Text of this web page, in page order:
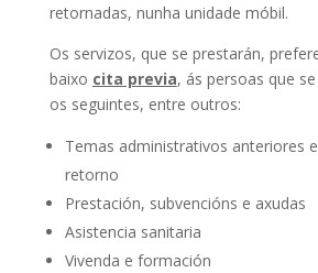
retornadas, nunha unidade móbil.
Os servizos, que se prestarán,
baixo cita previa, ás persoas que
os seguintes, entre outros:
Temas administrativos anteriores
retorno
Prestación, subvencións e axudas
Asistencia sanitaria
Vivenda e formación